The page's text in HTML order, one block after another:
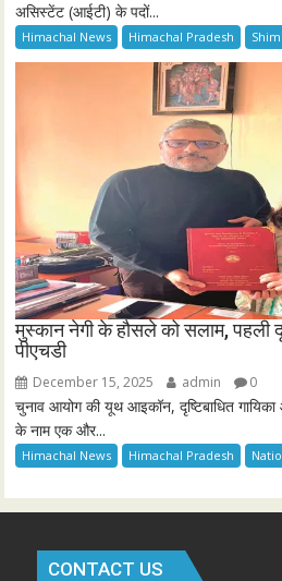
असिस्टेंट (आईटी) के पदों...
Himachal News Himachal Pradesh
मुस्कान नेगी के हौसले को सलाम, पहली
पीएचडी
December 15, 2025 admin 0
चुनाव आयोग की यूथ आइकॉन, दृष्टिबाधित
के नाम एक और...
Himachal News Himachal Pradesh
CONTACT US